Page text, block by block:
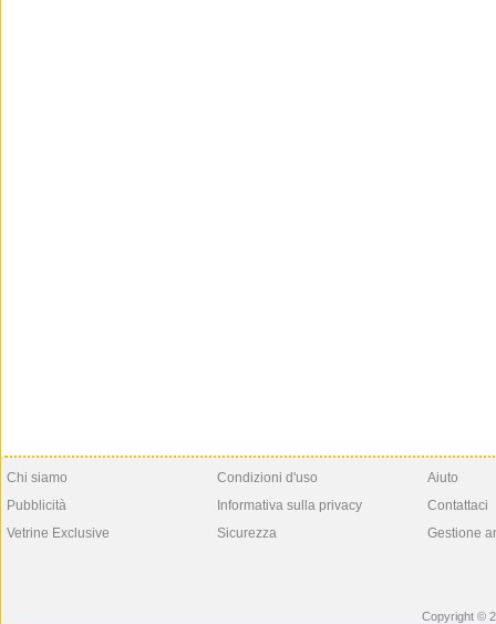
Chi siamo
Pubblicità
Vetrine Exclusive
Condizioni d'uso
Informativa sulla privacy
Sicurezza
Aiuto
Contattaci
Gestione
Copyright ©